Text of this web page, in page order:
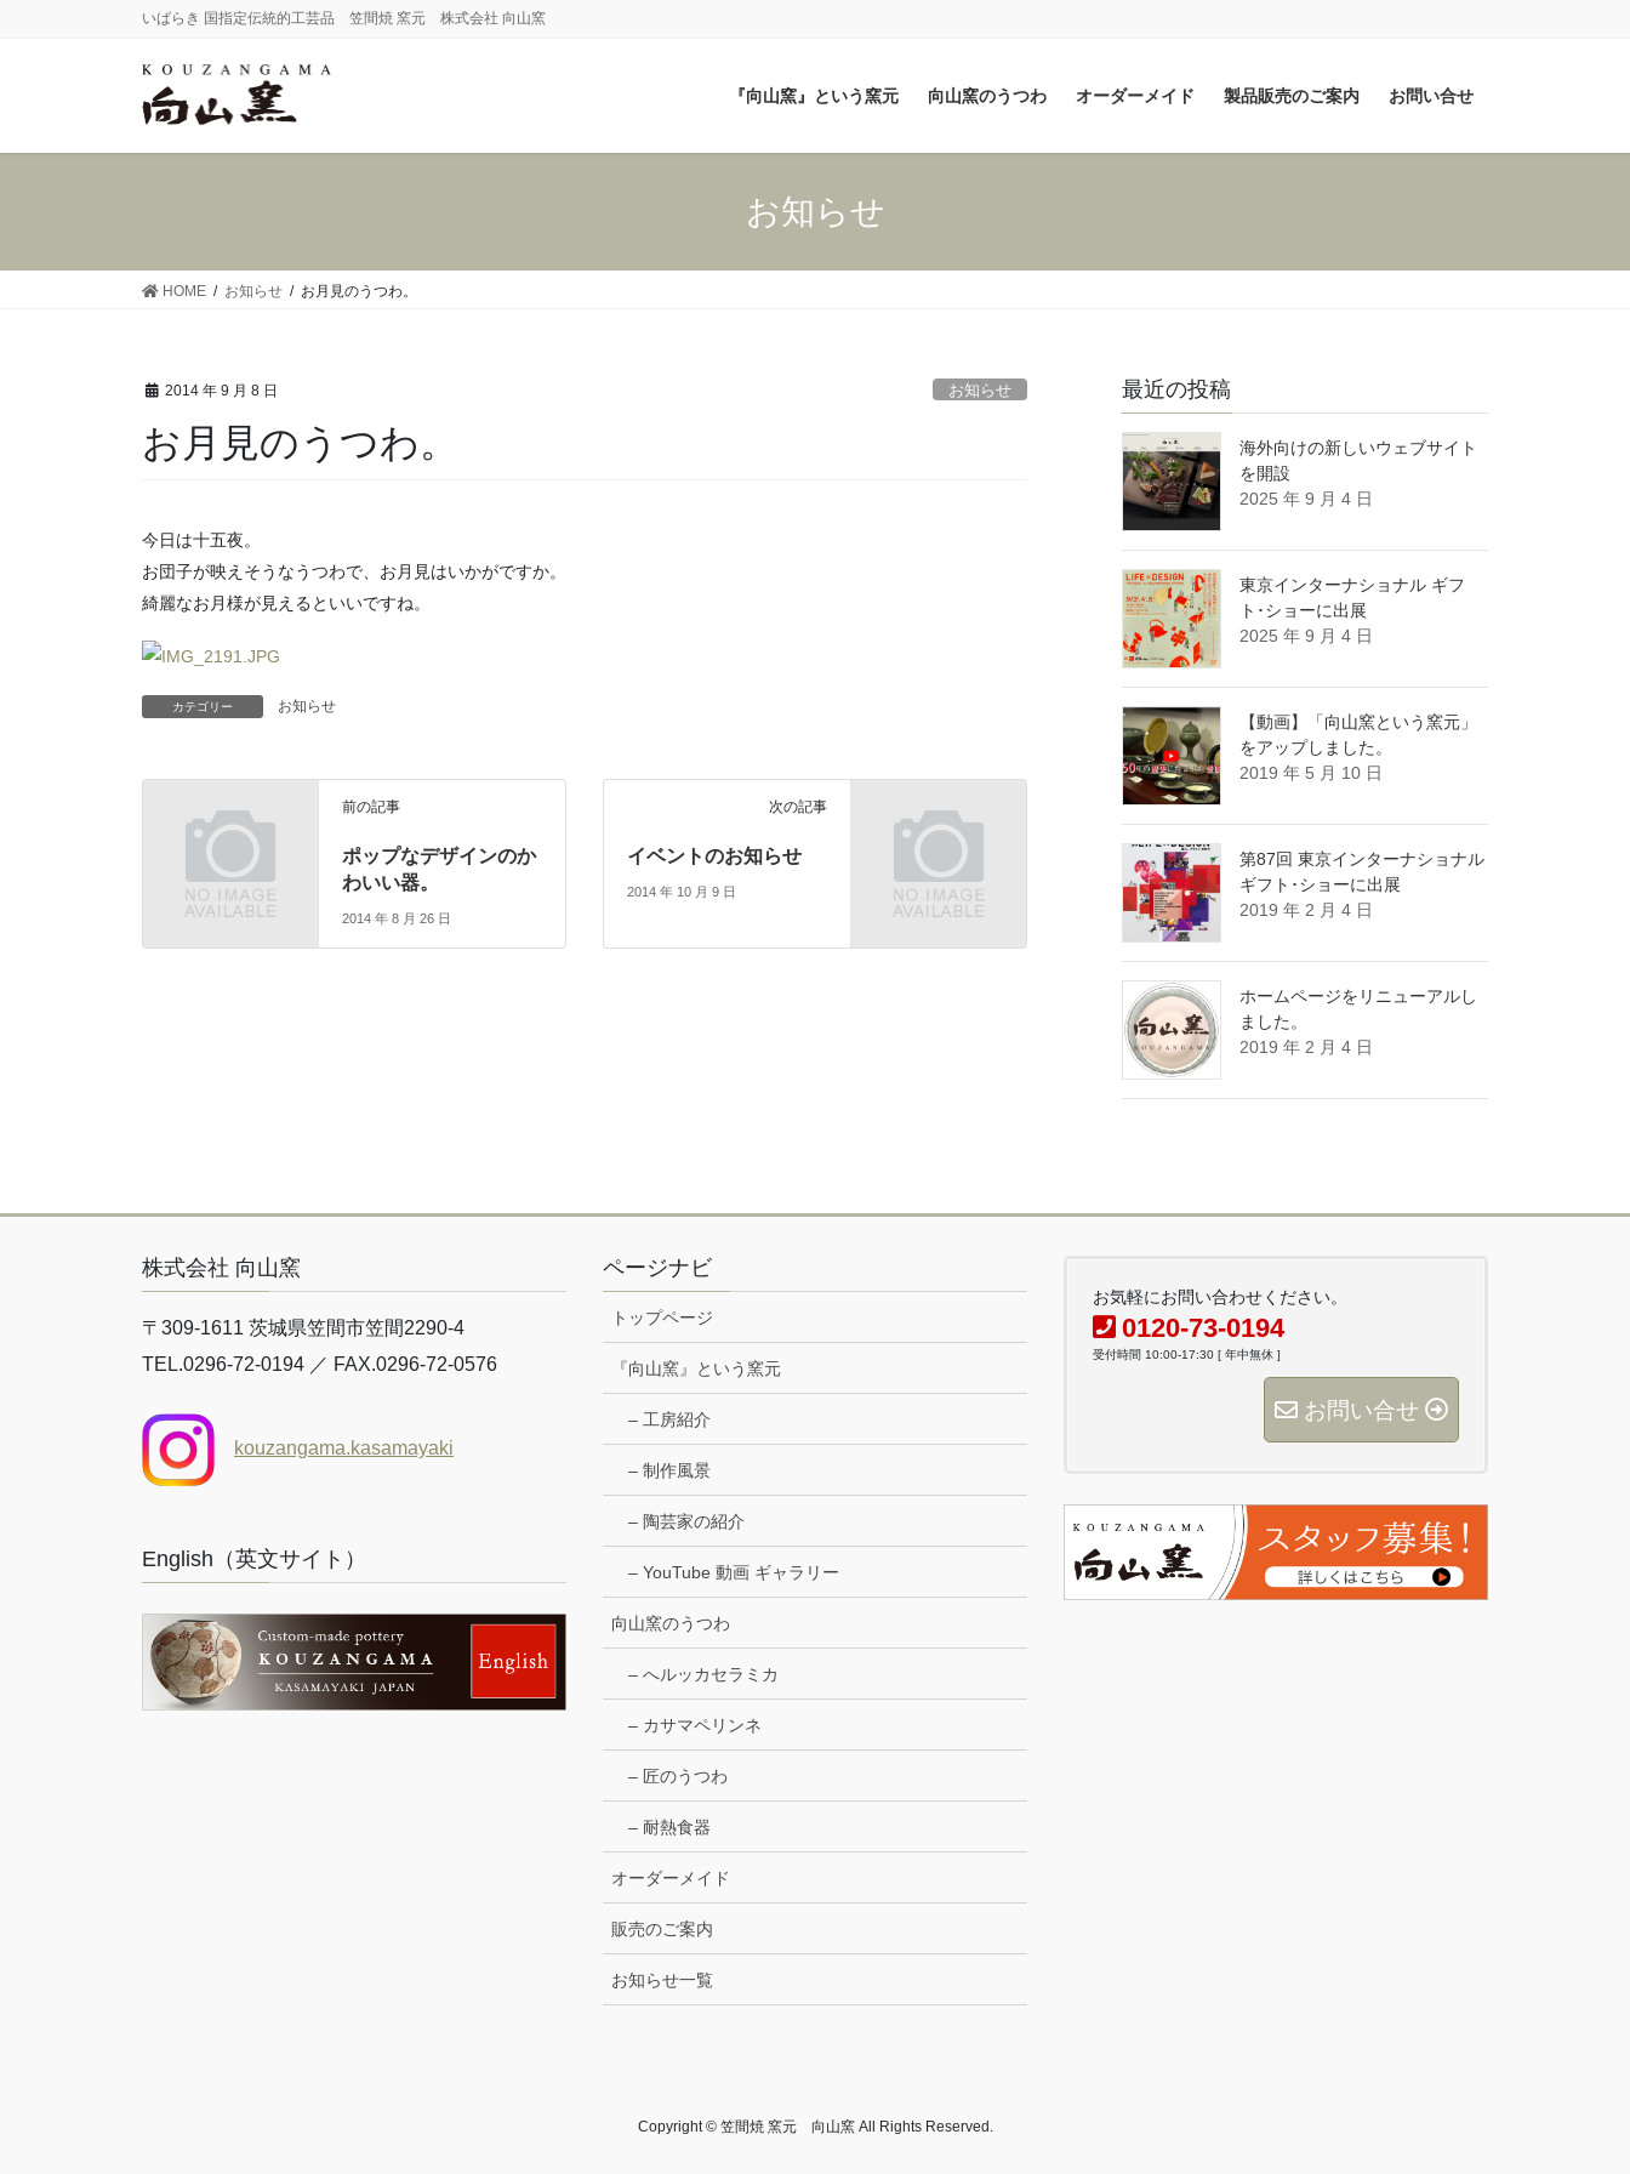
へ
プ
ョ
動
いばらき 国指定伝統的工芸品 笠間焼 窯元 株式会社 向山窯
『向山窯』という窯元 向山窯のうつわ オーダーメイド 製品販売のご案内 お問い合せ
お知らせ
HOME お知らせ お月見のうつわ。
2014 年 9 月 8 日 お知らせ
お月見のうつわ。
今日は十五夜。
お団子が映えそうなうつわで、お月見はいかがですか。
綺麗なお月様が見えるといいですね。
カテゴリー お知らせ
前の記事
ポップなデザインのか
わいい器。
2014 年 8 月 26 日
次の記事
イベントのお知らせ
2014 年 10 月 9 日
最近の投稿
海外向けの新しいウェブサイト
を開設
2025 年 9 月 4 日
東京インターナショナル ギフ
ト･ショーに出展
2025 年 9 月 4 日
【動画】「向山窯という窯元」
をアップしました。
2019 年 5 月 10 日
第87回 東京インターナショナル
ギフト･ショーに出展
2019 年 2 月 4 日
ホームページをリニューアルし
ました。
2019 年 2 月 4 日
株式会社 向山窯
〒309-1611 茨城県笠間市笠間2290-4
TEL.0296-72-0194 ／ FAX.0296-72-0576
kouzangama.kasamayaki
English（英文サイト）
ページナビ
トップページ
『向山窯』という窯元
– 工房紹介
– 制作風景
– 陶芸家の紹介
– YouTube 動画 ギャラリー
向山窯のうつわ
– へルッカセラミカ
– カサマペリンネ
– 匠のうつわ
– 耐熱食器
オーダーメイド
販売のご案内
お知らせ一覧
お気軽にお問い合わせください。
0120-73-0194
受付時間 10:00-17:30 [ 年中無休 ]
お問い合せ
Copyright © 笠間焼 窯元 向山窯 All Rights Reserved.